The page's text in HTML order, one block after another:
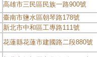
高雄市三民區民族一路900號
臺南市鹽水區朝琴路178號
新北市中和區工專路111號
花蓮縣花蓮市建國路二段880號